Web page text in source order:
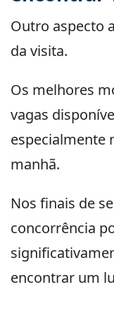
Outro aspecto
da visita.
Os melhores
vagas
especialmente
manhã.
Nos finais de
concorrência
encontrar um